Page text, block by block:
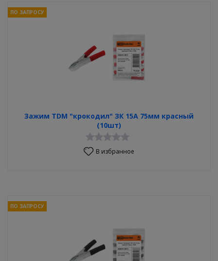
Зажим TDM "крокодил" ЗК 15А 75мм красный
(10шт)
ПО ЗАПРОСУ
В избранное
ПО ЗАПРОСУ